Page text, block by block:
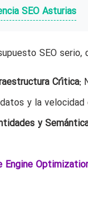
SEO Asturias
SEO
Crítica:
y la velocidad
y
Engine